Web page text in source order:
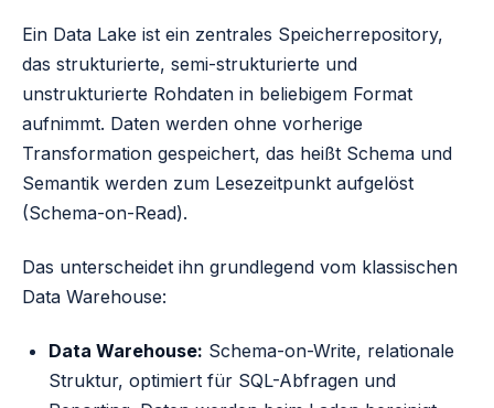
Ein Data Lake ist ein zentrales Speicherrepository,
das strukturierte, semi-strukturierte und
unstrukturierte Rohdaten in beliebigem Format
aufnimmt. Daten werden ohne vorherige
Transformation gespeichert, das heißt Schema und
Semantik werden zum Lesezeitpunkt aufgelöst
(Schema-on-Read).
Das unterscheidet ihn grundlegend vom klassischen
Data Warehouse:
Data Warehouse: Schema-on-Write, relationale
Struktur, optimiert für SQL-Abfragen und